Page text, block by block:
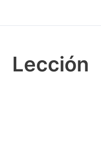
Lección